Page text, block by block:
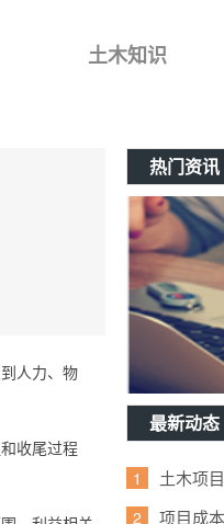
土木知识
人力、物
收尾过程
热门资讯
最新动态
1 土木项
2 项目成